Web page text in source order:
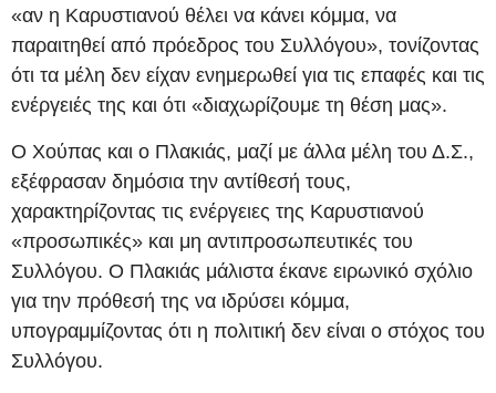
«αν η Καρυστιανού θέλει να κάνει κόμμα, να
παραιτηθεί από πρόεδρος του Συλλόγου», τονίζοντας
ότι τα μέλη δεν είχαν ενημερωθεί για τις επαφές και τις
ενέργειές της και ότι «διαχωρίζουμε τη θέση μας».
Ο Χούπας και ο Πλακιάς, μαζί με άλλα μέλη του Δ.Σ.,
εξέφρασαν δημόσια την αντίθεσή τους,
χαρακτηρίζοντας τις ενέργειες της Καρυστιανού
«προσωπικές» και μη αντιπροσωπευτικές του
Συλλόγου. Ο Πλακιάς μάλιστα έκανε ειρωνικό σχόλιο
για την πρόθεσή της να ιδρύσει κόμμα,
υπογραμμίζοντας ότι η πολιτική δεν είναι ο στόχος του
Συλλόγου.